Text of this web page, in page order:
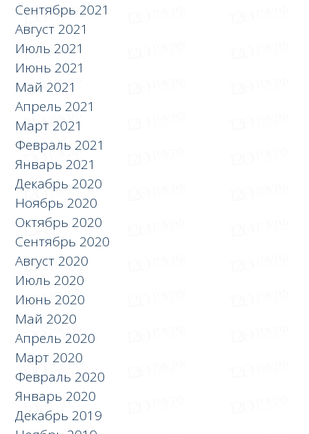
Сентябрь 2021
Август 2021
Июль 2021
Июнь 2021
Май 2021
Апрель 2021
Март 2021
Февраль 2021
Январь 2021
Декабрь 2020
Ноябрь 2020
Октябрь 2020
Сентябрь 2020
Август 2020
Июль 2020
Июнь 2020
Май 2020
Апрель 2020
Март 2020
Февраль 2020
Январь 2020
Декабрь 2019